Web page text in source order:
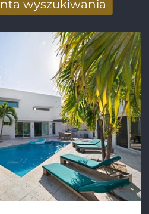
wyszukiwania
mailową
e-mail